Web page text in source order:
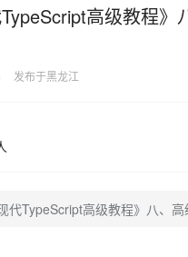
高级教程》
发布于黑龙江
代TypeScript高级教程》八、高